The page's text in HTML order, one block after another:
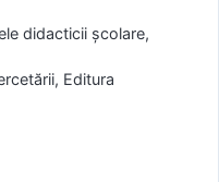
didacticii şcolare,
Editura